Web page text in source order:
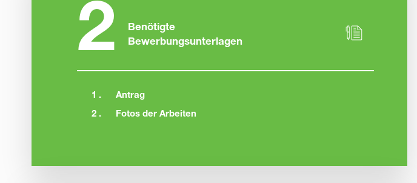
2
Benötigte
Bewerbungsunterlagen
1 . Antrag
2 . Fotos der Arbeiten